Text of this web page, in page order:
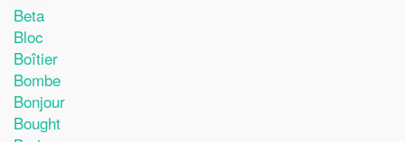
Beta
Bloc
Boîtier
Bombe
Bonjour
Bought